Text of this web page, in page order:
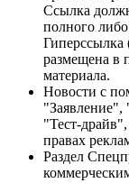
Ссылка
полного
Гиперссылка
размещена в
материала.
Новости с
"Тест-
правах
Раздел